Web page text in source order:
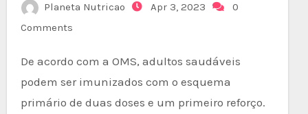
Planeta Nutricao Apr 3, 2023
0
Comments
De acordo com a OMS, adultos saudáveis
podem ser imunizados com o esquema
primário de duas doses e um primeiro reforço.